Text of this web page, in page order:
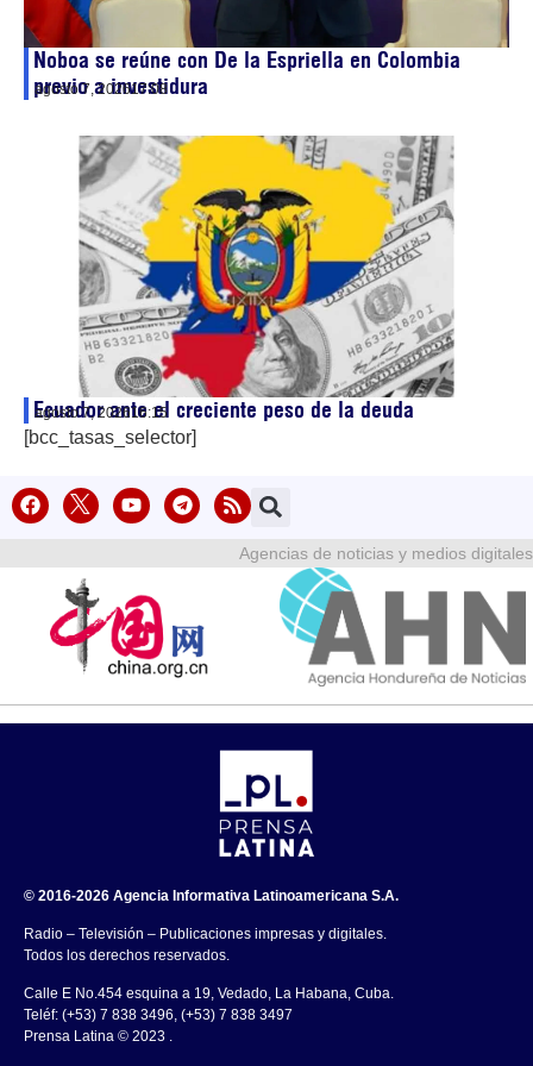
Noboa se reúne con De la Espriella en Colombia
previo a investidura
agosto 7, 202617:08
Ecuador ante el creciente peso de la deuda
agosto 7, 202616:15
[bcc_tasas_selector]
Agencias de noticias y medios digitales
© 2016-2026 Agencia Informativa Latinoamericana S.A.
Radio – Televisión – Publicaciones impresas y digitales.
Todos los derechos reservados.
Calle E No.454 esquina a 19, Vedado, La Habana, Cuba.
Teléf: (+53) 7 838 3496, (+53) 7 838 3497
Prensa Latina © 2023 .